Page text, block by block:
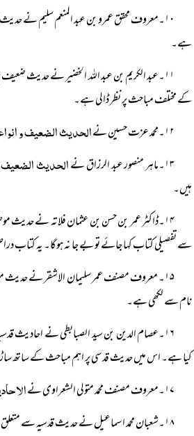
۱۰۔معروف محقق عمرو بن عبد المنعم سلیم نے حدیث حسن پر
ہے۔
۱۱۔عبد الکریم بن عبد اللہ الخضیر نے حدیث ضعیف پر ایک مفصل کتاب
کے مختلف مباحث پر نظر ڈالی ہے۔
۱۲۔محمد عزت حسین نے
الحدیث الضعیف و
۱۳۔ماہر منصور عبد الرزاق نے
الحدیث
ہیں۔
۱۴۔ڈاکٹر عمر بن حسن بن عثمان فلاتہ نے حدیث موضوع پر تین جلدوں پر مفصل کتاب
سے تفصیلی کتاب کہا جائے تو بے جا نہ ہوگا۔ یہ کتاب
۱۵۔ معروف مصنف عمر سلیمان الاشقر نے حدیث موضوع کے مباحث پر ایک جامع کتاب
نام سے لکھی ہے۔
۱۶۔عصام الدین بن سید الصبابطی نے احادیث قدسیہ پر تین جلدوں پر ایک ضخیم موسوعہ
کیا ہے۔ اس میں حدیث قدسی پر اہم مباحث کے ساتھ
۱۷۔معروف مصنف محمد متولی الشعراوی نے
۱۸۔شعبان محمد اسماعیل نے حدیث قدسیہ سے متعلق حدیثی و فقہی مباحث پر